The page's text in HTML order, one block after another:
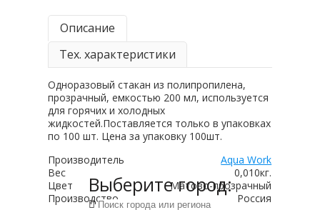
Описание
Тех. характеристики
Одноразовый стакан из полипропилена,
прозрачный, емкостью 200 мл, используется
для горячих и холодных
жидкостей.Поставляется только в упаковках
по 100 шт. Цена за упаковку 100шт.
Производитель
Aqua Work
Вес
0,010кг.
Цвет
Матово-прозрачный
Производство
Россия
Выберите город: